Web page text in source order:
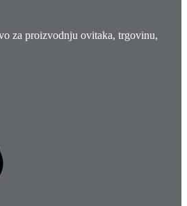
za proizvodnju ovitaka, trgovinu,